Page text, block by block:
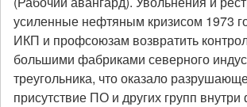
усиленные нефтяным кризисом 1973
ИКП и профсоюзам возвратить
большими фабриками северного
треугольника, что оказало
присутствие ПО и других групп